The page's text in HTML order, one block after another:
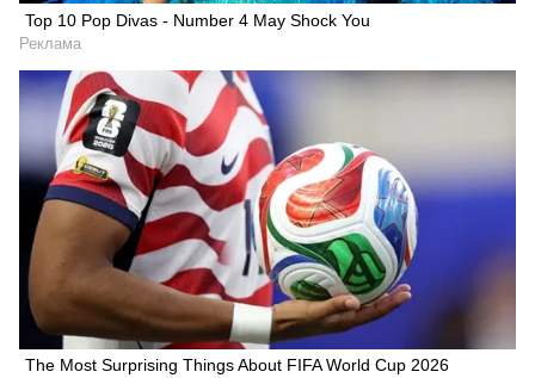
Top 10 Pop Divas - Number 4 May Shock You
Реклама
The Most Surprising Things About FIFA World Cup 2026